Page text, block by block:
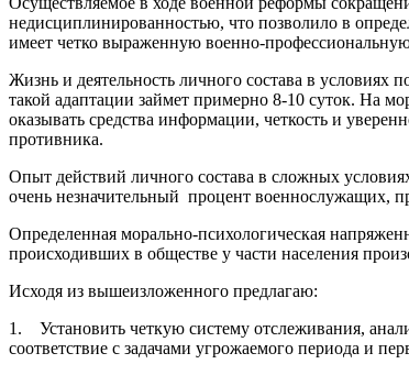
недисциплинированностью, что позволило в
имеет четко выраженную военно-
Жизнь и деятельность личного состава в условиях
такой адаптации займет примерно 8-10 суток. На
оказывать средства информации, четкость и
противника.
Опыт действий личного состава в сложных
очень незначительный процент военнослужащих,
Определенная морально-психологическая
происходивших в обществе у части населения
Исходя из вышеизложенного предлагаю:
1. Установить четкую систему отслеживания,
соответствие с задачами угрожаемого периода и